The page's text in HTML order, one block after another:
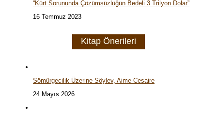
“Kürt Sorununda Çözümsüzlüğün Bedeli 3 Trilyon Dolar”
16 Temmuz 2023
Kitap Önerileri
Sömürgecilik Üzerine Söylev, Aime Cesaire
24 Mayıs 2026